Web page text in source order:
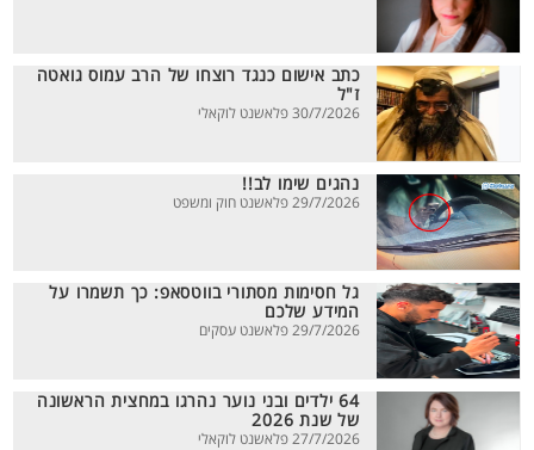
כתב אישום כנגד רוצחו של הרב עמוס גואטה
ז"ל
30/7/2026 פלאשנט לוקאלי
נהגים שימו לב!!
29/7/2026 פלאשנט חוק ומשפט
גל חסימות מסתורי בווטסאפ: כך תשמרו על
המידע שלכם
29/7/2026 פלאשנט עסקים
64 ילדים ובני נוער נהרגו במחצית הראשונה
של שנת 2026
27/7/2026 פלאשנט לוקאלי